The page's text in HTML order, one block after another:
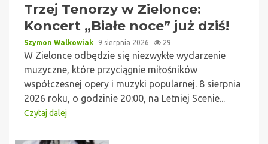
Trzej Tenorzy w Zielonce:
Koncert „Białe noce” już dziś!
Szymon Walkowiak 9 sierpnia 2026 29
W Zielonce odbędzie się niezwykłe wydarzenie
muzyczne, które przyciągnie miłośników
współczesnej opery i muzyki popularnej. 8 sierpnia
2026 roku, o godzinie 20:00, na Letniej Scenie...
Czytaj dalej